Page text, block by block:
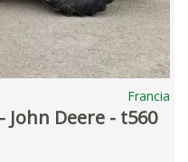
Francia
John Deere - t560